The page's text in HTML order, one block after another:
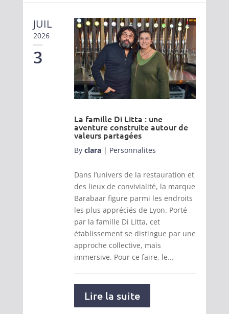
JUIL
2026
3
La famille Di Litta : une
aventure construite autour de
valeurs partagées
By clara| Personnalites
Dans l’univers de la restauration et
des lieux de convivialité, la marque
Barabaar figure parmi les endroits
les plus appréciés de Lyon. Porté
par la famille Di Litta, cet
établissement se distingue par une
approche collective, mais
immersive. Pour ce faire, le...
Lire la suite